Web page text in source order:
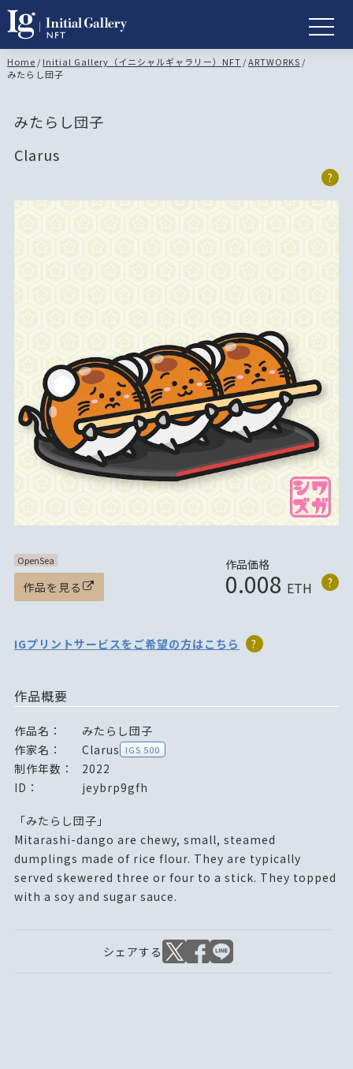
Home / Initial Gallery（イニシャルギャラリー）NFT /ARTWORKS /
みたらし団子
みたらし団子
Clarus
?
作品価格
0.008 ETH ?
OpenSea
作品を見る
IGプリントサービスをご希望の方はこちら ?
作品概要
作品名：
みたらし団子
作家名：
Clarus IGS 500
制作年数：
2022
ID：
jeybrp9gfh
「みたらし団子」
Mitarashi-dango are chewy, small, steamed
dumplings made of rice flour. They are typically
served skewered three or four to a stick. They topped
with a soy and sugar sauce.